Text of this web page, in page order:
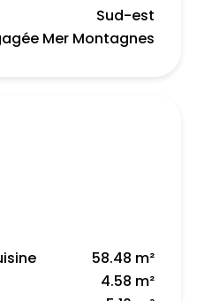
Sud-est
Mer Montagnes
58.48 m²
4.58 m²